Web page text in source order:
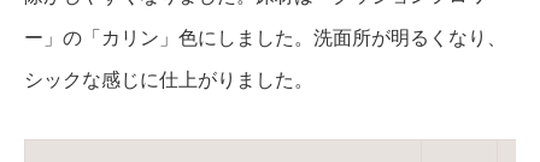
ー」の「カリン」色にしました。洗面所が明るくなり、
シックな感じに仕上がりました。